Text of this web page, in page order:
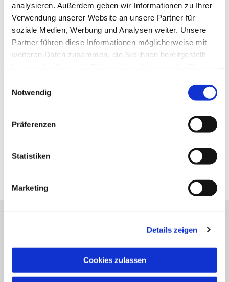
analysieren. Außerdem geben wir Informationen zu Ihrer
Verwendung unserer Website an unsere Partner für
soziale Medien, Werbung und Analysen weiter. Unsere
Partner führen diese Informationen möglicherweise mit
weiteren Daten zusammen, die Sie ihnen bereitgestellt
Notwendig
Präferenzen
Statistiken
Marketing
Details zeigen
Cookies zulassen
Pfarrei St. Benedikt Teltow-Fläming